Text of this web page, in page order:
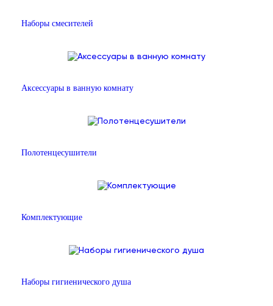
Наборы смесителей
Аксессуары в ванную комнату
Полотенцесушители
Комплектующие
Наборы гигиенического душа